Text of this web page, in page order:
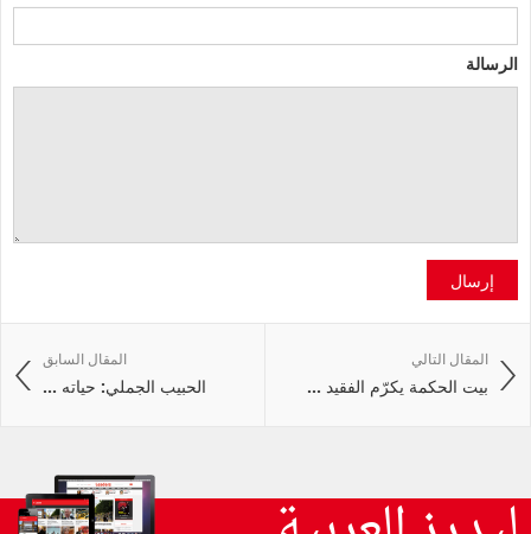
الرسالة
إرسال
المقال السابق
الحبيب الجملي: حياته ...
المقال التالي
بيت الحكمة يكرّم الفقيد ...